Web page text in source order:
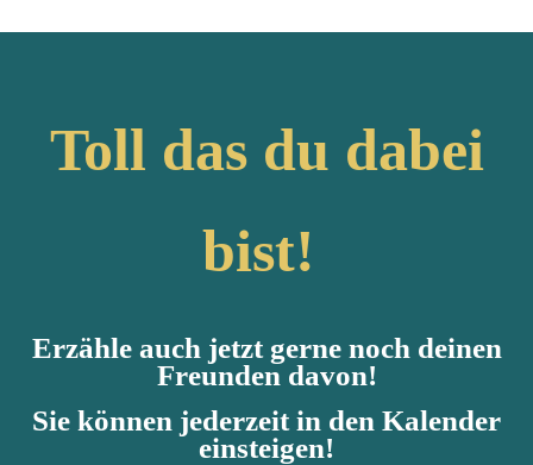
Toll das du dabei
bist!
Erzähle auch jetzt gerne noch deinen
Freunden davon!
Sie können jederzeit in den Kalender
einsteigen!